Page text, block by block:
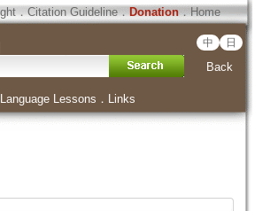
．Citation Guideline．Donation．Home
中 日
Back
Language Lessons ． Links